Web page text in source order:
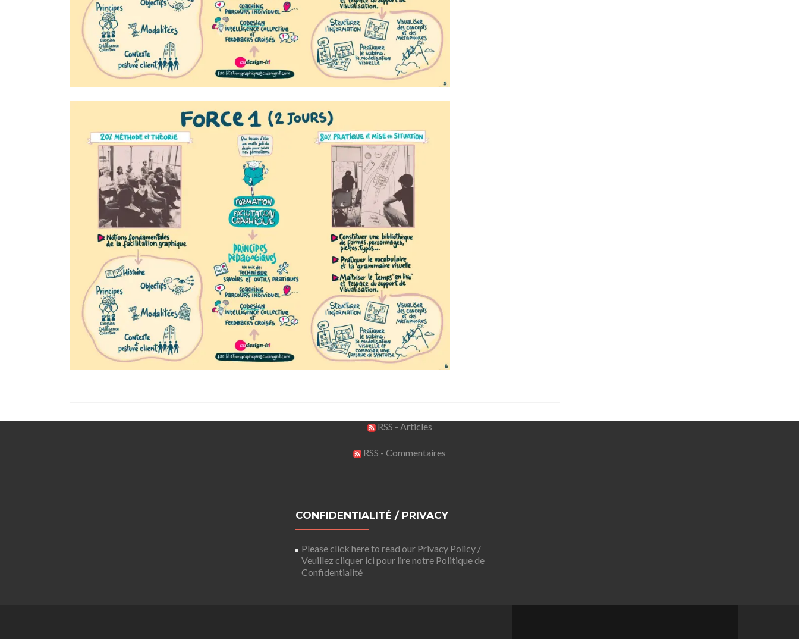
RSS - Articles
RSS - Commentaires
CONFIDENTIALITÉ / PRIVACY
Please click here to read our Privacy Policy /
Veuillez cliquer ici pour lire notre Politique de
Confidentialité